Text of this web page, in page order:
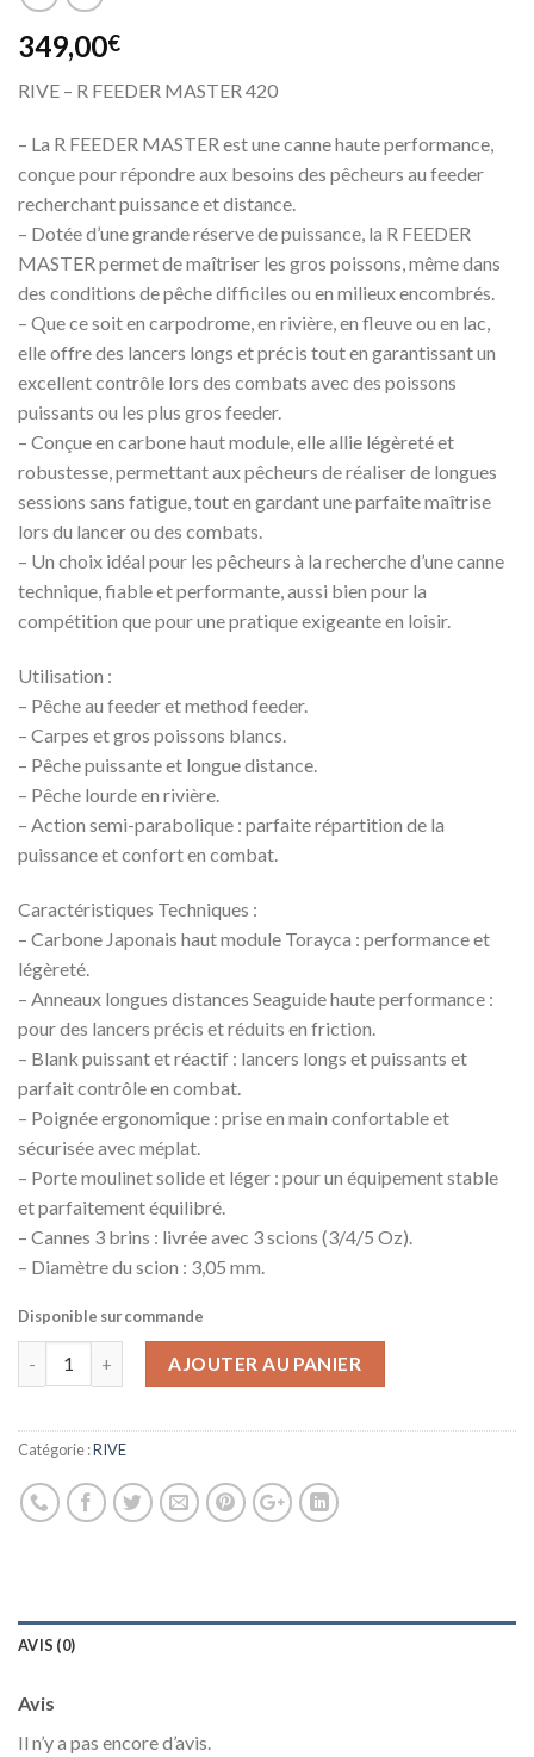
349,00€
RIVE – R FEEDER MASTER 420
– La R FEEDER MASTER est une canne haute performance,
conçue pour répondre aux besoins des pêcheurs au feeder
recherchant puissance et distance.
– Dotée d’une grande réserve de puissance, la R FEEDER
MASTER permet de maîtriser les gros poissons, même dans
des conditions de pêche difficiles ou en milieux encombrés.
– Que ce soit en carpodrome, en rivière, en fleuve ou en lac,
elle offre des lancers longs et précis tout en garantissant un
excellent contrôle lors des combats avec des poissons
puissants ou les plus gros feeder.
– Conçue en carbone haut module, elle allie légèreté et
robustesse, permettant aux pêcheurs de réaliser de longues
sessions sans fatigue, tout en gardant une parfaite maîtrise
lors du lancer ou des combats.
– Un choix idéal pour les pêcheurs à la recherche d’une canne
technique, fiable et performante, aussi bien pour la
compétition que pour une pratique exigeante en loisir.
Utilisation :
– Pêche au feeder et method feeder.
– Carpes et gros poissons blancs.
– Pêche puissante et longue distance.
– Pêche lourde en rivière.
– Action semi-parabolique : parfaite répartition de la
puissance et confort en combat.
Caractéristiques Techniques :
– Carbone Japonais haut module Torayca : performance et
légèreté.
– Anneaux longues distances Seaguide haute performance :
pour des lancers précis et réduits en friction.
– Blank puissant et réactif : lancers longs et puissants et
parfait contrôle en combat.
– Poignée ergonomique : prise en main confortable et
sécurisée avec méplat.
– Porte moulinet solide et léger : pour un équipement stable
et parfaitement équilibré.
– Cannes 3 brins : livrée avec 3 scions (3/4/5 Oz).
– Diamètre du scion : 3,05 mm.
Disponible sur commande
AJOUTER AU PANIER
Catégorie :RIVE
AVIS (0)
Avis
Il n’y a pas encore d’avis.